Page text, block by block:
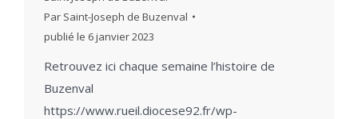
Par Saint-Joseph de Buzenval
publié le 6 janvier 2023
Retrouvez ici chaque semaine l’histoire de
Buzenval
https://www.rueil.diocese92.fr/wp-